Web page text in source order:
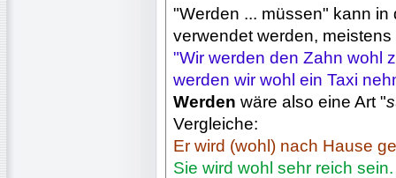
"Werden ... müssen" kann in
verwendet werden,
"Wir werden den Zahn wohl
werden wir wohl ein Taxi
Werden wäre also eine Art "
Vergleiche:
Er wird (wohl) nach Hause
Sie wird wohl sehr reich